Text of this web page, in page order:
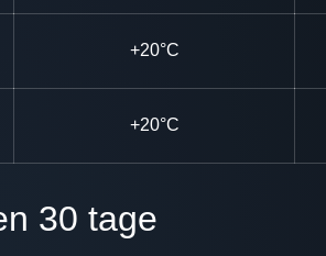
+20°C
+20°C
30 tage